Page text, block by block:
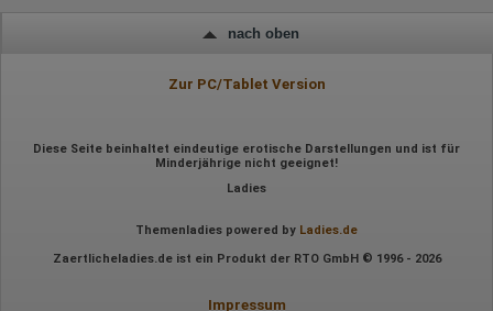
Klicks
Rechtliche Grundlage der Verarbeitung
Art. 6 Abs. 1 S. 1 lit. a DSGVO
nach oben
Zur PC/Tablet Version
Diese Seite beinhaltet eindeutige erotische Darstellungen und ist für
Minderjährige nicht geeignet!
Ladies
Themenladies powered by Ladies.de
Zaertlicheladies.de ist ein Produkt der RTO GmbH © 1996 - 2026
Impressum